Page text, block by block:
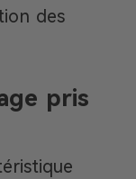
des
pris